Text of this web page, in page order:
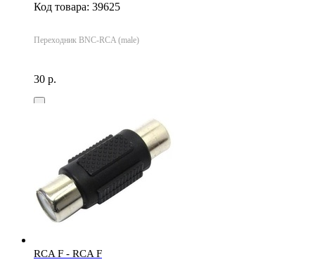
Код товара: 39625
Переходник BNC-RCA (male)
30 р.
RCA F - RCA F